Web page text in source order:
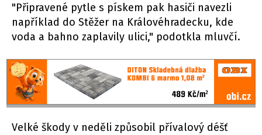
"Připravené pytle s pískem pak hasiči navezli
například do Stěžer na Královéhradecku, kde
voda a bahno zaplavily ulici," podotkla mluvčí.
Velké škody v neděli způsobil přívalový déšť